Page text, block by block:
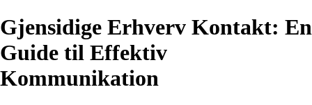
Gjensidige Erhverv Kontakt: En
Guide til Effektiv
Kommunikation